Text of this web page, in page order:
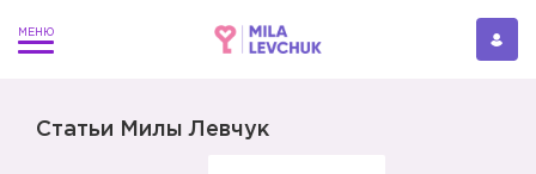
Статьи Милы Левчук